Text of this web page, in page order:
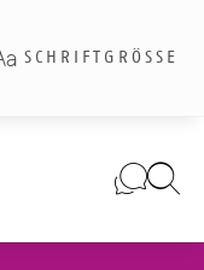
SCHRIFTGRÖSSE